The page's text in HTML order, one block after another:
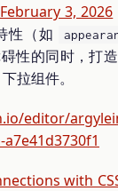
3, 2026
性（如
性的同时，打
下拉组件。
editor/
with